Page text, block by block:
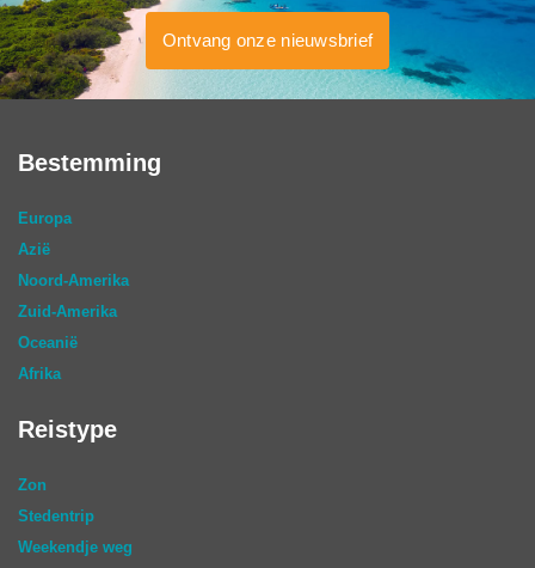
Ontvang onze nieuwsbrief
Bestemming
Europa
Azië
Noord-Amerika
Zuid-Amerika
Oceanië
Afrika
Reistype
Zon
Stedentrip
Weekendje weg